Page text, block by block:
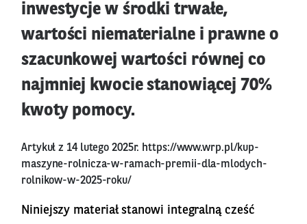
inwestycje w środki trwałe,
wartości niematerialne i prawne o
szacunkowej wartości równej co
najmniej kwocie stanowiącej 70%
kwoty pomocy.
Artykuł z 14 lutego 2025r. https://www.wrp.pl/kup-
maszyne-rolnicza-w-ramach-premii-dla-mlodych-
rolnikow-w-2025-roku/
Niniejszy materiał stanowi integralną cześć